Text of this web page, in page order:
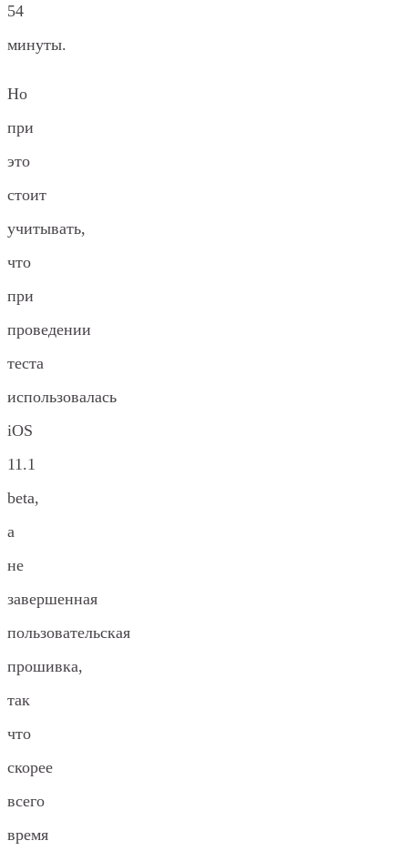
54
минуты.
Но
при
это
стоит
учитывать,
что
при
проведении
теста
использовалась
iOS
11.1
beta,
а
не
завершенная
пользовательская
прошивка,
так
что
скорее
всего
время